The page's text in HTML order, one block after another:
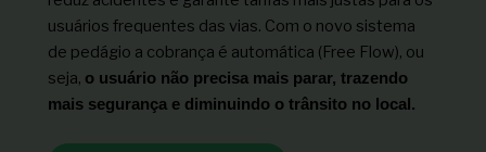
usuários frequentes das vias. Com o novo sistema
de pedágio a cobrança é automática (Free Flow), ou
seja, o usuário não precisa mais parar, trazendo
mais segurança e diminuindo o trânsito no local.